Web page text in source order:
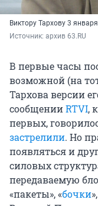
Виктору Тархову 3 января
Источник: архив 63.RU
В первые часы
возможной (на
Тархова версии
сообщенииRTVI,
первых,
застрелили. Но
появляться и
силовых
передаваемую
«пакеты», «бочки